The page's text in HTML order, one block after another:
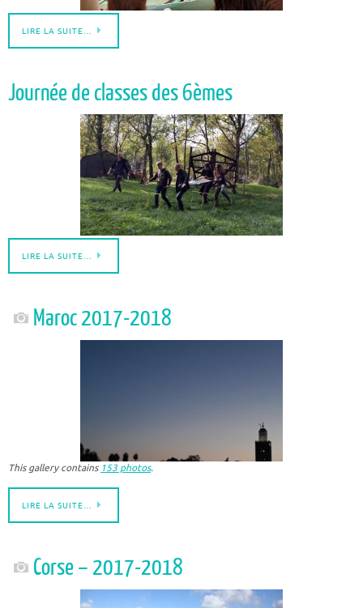
LIRE LA SUITE…
Journée de classes des 6èmes
LIRE LA SUITE…
Maroc 2017-2018
This gallery contains 153 photos.
LIRE LA SUITE…
Corse – 2017-2018